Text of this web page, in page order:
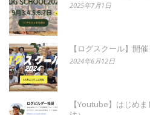
2025年7月1日
【ログスクール】開
2024年6月12日
【Youtube】はじめ